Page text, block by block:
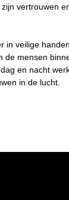
vertrouwen
in veilige
de mensen
en nacht
in de lucht.